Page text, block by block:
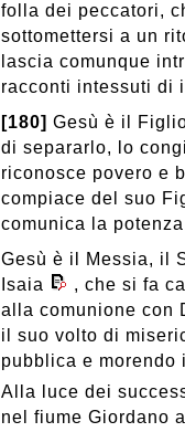
folla dei peccatori,
sottomettersi a un
lascia comunque
racconti intessuti di
[180] Gesù è il
di separarlo, lo
riconosce povero e
compiace del suo
comunica la
Gesù è il Messia, il
Isaia
, che si fa
alla comunione con
il suo volto di
pubblica e morendo
Alla luce dei
nel fiume Giordano